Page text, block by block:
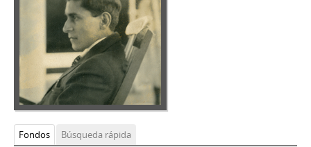
Fondos
Búsqueda rápida